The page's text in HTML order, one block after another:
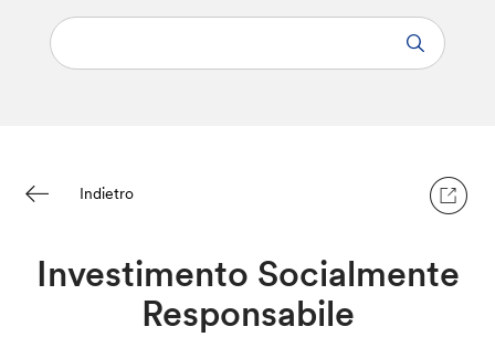
Indietro
Investimento Socialmente
Responsabile